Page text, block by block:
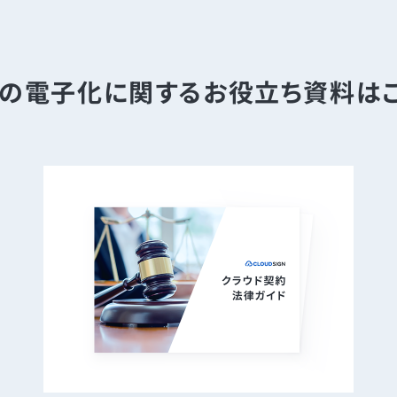
電子化に関するお役立ち資料は